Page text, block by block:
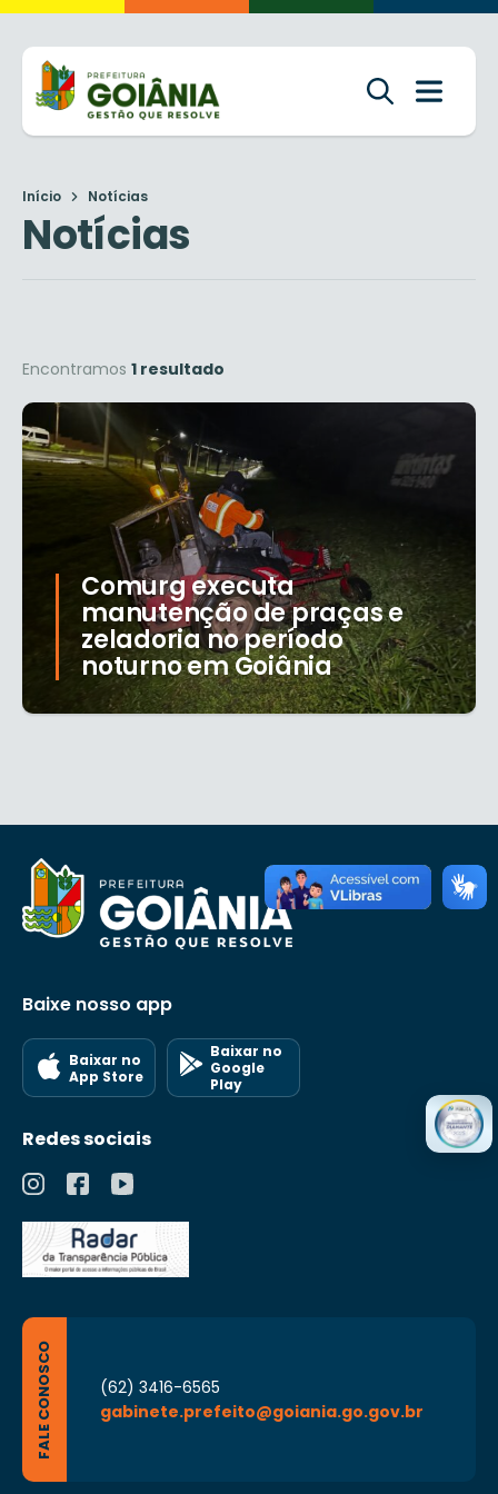
Início Notícias
Notícias
Encontramos 1 resultado
Comurg executa
manutenção de praças e
zeladoria no período
noturno em Goiânia
Baixe nosso app
Baixar no
App Store
Baixar no
Google
Play
Redes sociais
FALE CONOSCO
(62) 3416-6565
gabinete.prefeito@goiania.go.gov.br